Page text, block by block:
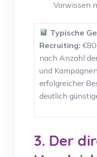
Vorwissen
Typische
Recruiting:
nach Anzahl
und
erfolgreicher
deutlich
3. Der